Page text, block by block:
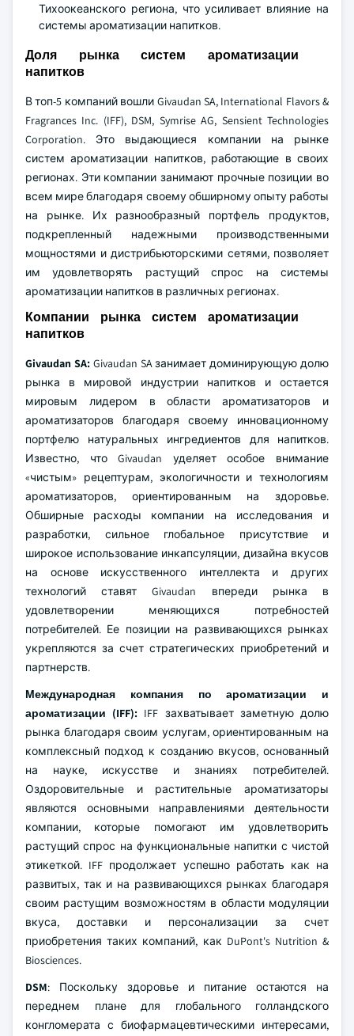
Тихоокеанского региона, что усиливает влияние на
системы ароматизации напитков.
Доля рынка систем ароматизации
напитков
В топ-5 компаний вошли Givaudan SA, International Flavors &
Fragrances Inc. (IFF), DSM, Symrise AG, Sensient Technologies
Corporation. Это выдающиеся компании на рынке
систем ароматизации напитков, работающие в своих
регионах. Эти компании занимают прочные позиции во
всем мире благодаря своему обширному опыту работы
на рынке. Их разнообразный портфель продуктов,
подкрепленный надежными производственными
мощностями и дистрибьюторскими сетями, позволяет
им удовлетворять растущий спрос на системы
ароматизации напитков в различных регионах.
Компании рынка систем ароматизации
напитков
Givaudan SA: Givaudan SA занимает доминирующую долю
рынка в мировой индустрии напитков и остается
мировым лидером в области ароматизаторов и
ароматизаторов благодаря своему инновационному
портфелю натуральных ингредиентов для напитков.
Известно, что Givaudan уделяет особое внимание
«чистым» рецептурам, экологичности и технологиям
ароматизаторов, ориентированным на здоровье.
Обширные расходы компании на исследования и
разработки, сильное глобальное присутствие и
широкое использование инкапсуляции, дизайна вкусов
на основе искусственного интеллекта и других
технологий ставят Givaudan впереди рынка в
удовлетворении меняющихся потребностей
потребителей. Ее позиции на развивающихся рынках
укрепляются за счет стратегических приобретений и
партнерств.
Международная компания по ароматизации и
ароматизации (IFF): IFF захватывает заметную долю
рынка благодаря своим услугам, ориентированным на
комплексный подход к созданию вкусов, основанный
на науке, искусстве и знаниях потребителей.
Оздоровительные и растительные ароматизаторы
являются основными направлениями деятельности
компании, которые помогают им удовлетворить
растущий спрос на функциональные напитки с чистой
этикеткой. IFF продолжает успешно работать как на
развитых, так и на развивающихся рынках благодаря
своим растущим возможностям в области модуляции
вкуса, доставки и персонализации за счет
приобретения таких компаний, как DuPont's Nutrition &
Biosciences.
DSM: Поскольку здоровье и питание остаются на
переднем плане для глобального голландского
конгломерата с биофармацевтическими интересами,